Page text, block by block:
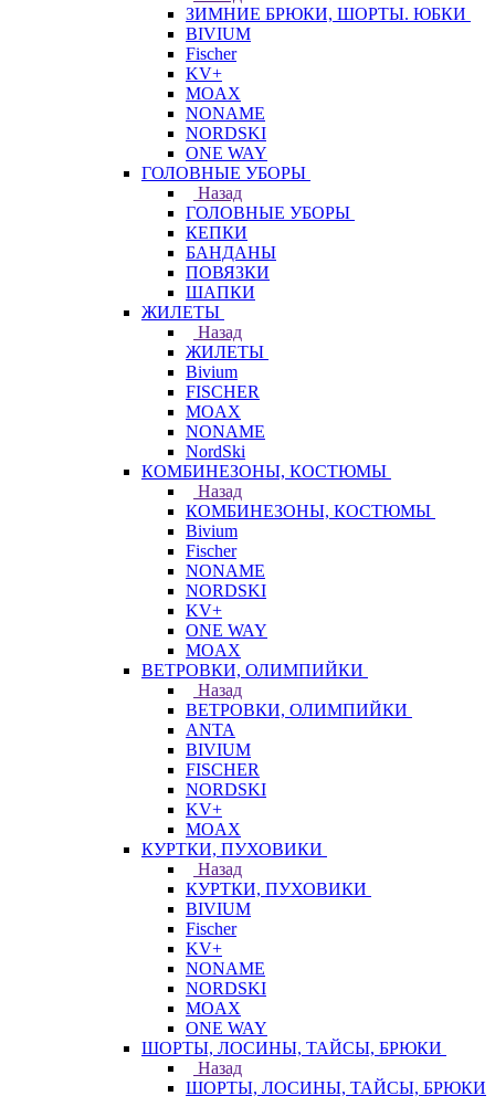
ЗИМНИЕ БРЮКИ, ШОРТЫ. ЮБКИ
BIVIUM
Fischer
KV+
MOAX
NONAME
NORDSKI
ONE WAY
ГОЛОВНЫЕ УБОРЫ
Назад
ГОЛОВНЫЕ УБОРЫ
КЕПКИ
БАНДАНЫ
ПОВЯЗКИ
ШАПКИ
ЖИЛЕТЫ
Назад
ЖИЛЕТЫ
Bivium
FISCHER
MOAX
NONAME
NordSki
КОМБИНЕЗОНЫ, КОСТЮМЫ
Назад
КОМБИНЕЗОНЫ, КОСТЮМЫ
Bivium
Fischer
NONAME
NORDSKI
KV+
ONE WAY
MOAX
ВЕТРОВКИ, ОЛИМПИЙКИ
Назад
ВЕТРОВКИ, ОЛИМПИЙКИ
ANTA
BIVIUM
FISCHER
NORDSKI
KV+
MOAX
КУРТКИ, ПУХОВИКИ
Назад
КУРТКИ, ПУХОВИКИ
BIVIUM
Fischer
KV+
NONAME
NORDSKI
MOAX
ONE WAY
ШОРТЫ, ЛОСИНЫ, ТАЙСЫ, БРЮКИ
Назад
ШОРТЫ, ЛОСИНЫ, ТАЙСЫ, БРЮКИ